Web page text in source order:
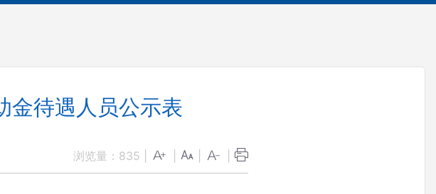
金待遇人员公示表
浏览量： 835